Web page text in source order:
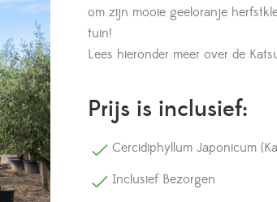
om zijn mooie geeloranje
tuin!
Lees hieronder meer over de
Prijs is inclusief:
Cercidiphyllum Japonicum
Inclusief Bezorgen